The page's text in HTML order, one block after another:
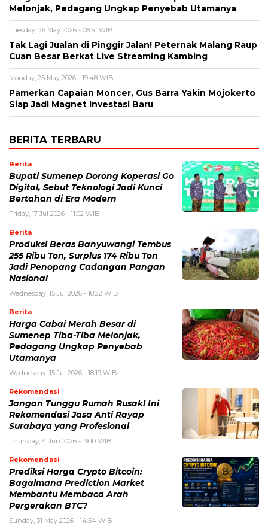
Melonjak, Pedagang Ungkap Penyebab Utamanya
Tuesday, 26 May 2026 - 08:51 WIB
Tak Lagi Jualan di Pinggir Jalan! Peternak Malang Raup
Cuan Besar Berkat Live Streaming Kambing
Monday, 25 May 2026 - 19:48 WIB
Pamerkan Capaian Moncer, Gus Barra Yakin Mojokerto
Siap Jadi Magnet Investasi Baru
BERITA TERBARU
Berita
Bupati Sumenep Dorong Koperasi Go
Digital, Sebut Teknologi Jadi Kunci
Bertahan di Era Modern
Friday, 17 Jul 2026 - 11:02 WIB
Berita
Produksi Beras Banyuwangi Tembus
255 Ribu Ton, Surplus 174 Ribu Ton
Jadi Penopang Cadangan Pangan
Nasional
Wednesday, 15 Jul 2026 - 18:22 WIB
Berita
Harga Cabai Merah Besar di
Sumenep Tiba-Tiba Melonjak,
Pedagang Ungkap Penyebab
Utamanya
Wednesday, 15 Jul 2026 - 18:19 WIB
Rekomendasi
Jangan Tunggu Rumah Rusak! Ini
Rekomendasi Jasa Anti Rayap
Surabaya yang Profesional
Thursday, 4 Jun 2026 - 19:10 WIB
Rekomendasi
Prediksi Harga Crypto Bitcoin:
Bagaimana Prediction Market
Membantu Membaca Arah
Pergerakan BTC?
Sunday, 31 May 2026 - 14:54 WIB